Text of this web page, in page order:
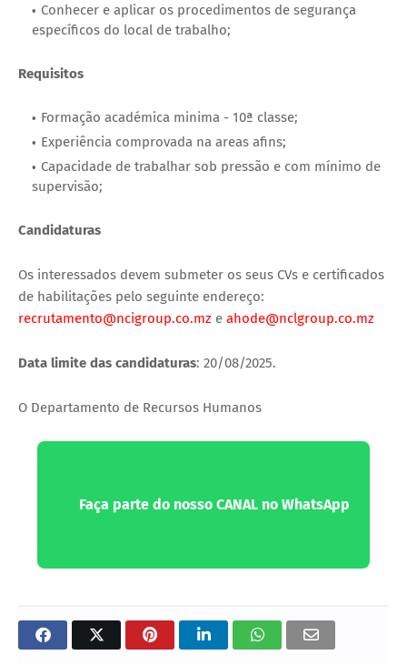
Conhecer e aplicar os procedimentos de segurança
específicos do local de trabalho;
Requisitos
Formação académica minima - 10ª classe;
Experiência comprovada na areas afins;
Capacidade de trabalhar sob pressão e com mínimo de
supervisão;
Candidaturas
Os interessados devem submeter os seus CVs e certificados
de habilitações pelo seguinte endereço:
recrutamento@ncigroup.co.mz e ahode@nclgroup.co.mz
Data limite das candidaturas: 20/08/2025.
O Departamento de Recursos Humanos
Faça parte do nosso CANAL no WhatsApp